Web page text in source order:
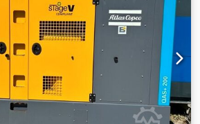
encantados de asesorarle!